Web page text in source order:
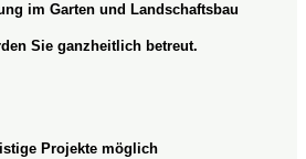
im Garten und Landschaftsbau
Sie ganzheitlich betreut.
Projekte möglich